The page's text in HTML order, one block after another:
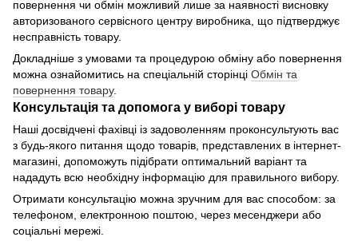
повернення чи обмін можливий лише за наявності висновку
авторизованого сервісного центру виробника, що підтверджує
несправність товару.
Докладніше з умовами та процедурою обміну або повернення
можна ознайомитись на спеціальній сторінці Обмін та
повернення товару.
Консультація та допомога у виборі товару
Наші досвідчені фахівці із задоволенням проконсультують вас
з будь-якого питання щодо товарів, представлених в інтернет-
магазині, допоможуть підібрати оптимальний варіант та
нададуть всю необхідну інформацію для правильного вибору.
Отримати консультацію можна зручним для вас способом: за
телефоном, електронною поштою, через месенджери або
соціальні мережі.